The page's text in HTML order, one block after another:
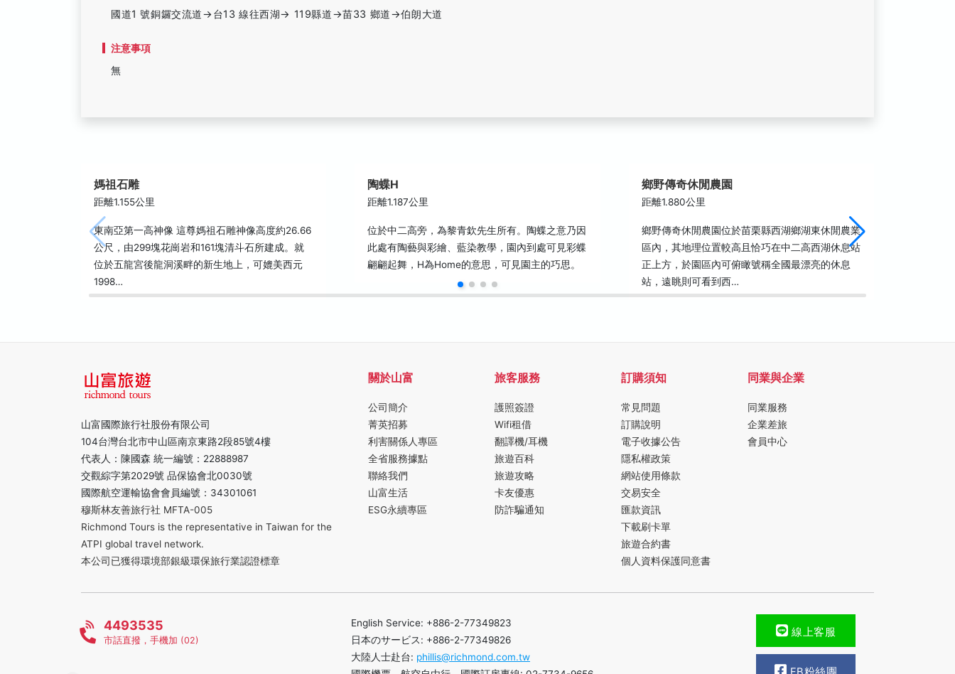
國道1 號銅鑼交流道→台13 線往西湖→ 119縣道→苗33 鄉道→伯朗大道
注意事項
無
媽祖石雕
距離1.155公里
東南亞第一高神像 這尊媽祖石雕神像高度約26.66
公尺，由299塊花崗岩和161塊清斗石所建成。就
位於五龍宮後龍洞溪畔的新生地上，可媲美西元
1998…
陶蝶H
距離1.187公里
位於中二高旁，為黎青欽先生所有。陶蝶之意乃因
此處有陶藝與彩繪、藍染教學，園內到處可見彩蝶
翩翩起舞，H為Home的意思，可見園主的巧思。
鄉野傳奇休閒農園
距離1.880公里
鄉野傳奇休閒農園位於苗栗縣西湖鄉湖東休閒農業
區內，其地理位置較高且恰巧在中二高西湖休息站
正上方，於園區內可俯瞰號稱全國最漂亮的休息
站，遠眺則可看到西…
山富國際旅行社股份有限公司
104台灣台北市中山區南京東路2段85號4樓
代表人：陳國森 統一編號：22888987
交觀綜字第2029號 品保協會北0030號
國際航空運輸協會會員編號：34301061
穆斯林友善旅行社 MFTA-005
Richmond Tours is the representative in Taiwan for the
ATPI global travel network.
本公司已獲得環境部銀級環保旅行業認證標章
關於山富
公司簡介
菁英招募
利害關係人專區
全省服務據點
聯絡我們
山富生活
ESG永續專區
旅客服務
護照簽證
Wifi租借
翻譯機/耳機
旅遊百科
旅遊攻略
卡友優惠
防詐騙通知
訂購須知
常見問題
訂購說明
電子收據公告
隱私權政策
網站使用條款
交易安全
匯款資訊
下載刷卡單
旅遊合約書
個人資料保護同意書
同業與企業
同業服務
企業差旅
會員中心
4493535
市話直撥，手機加 (02)
English Service: +886-2-77349823
日本のサービス: +886-2-77349826
大陸人士赴台: phillis@richmond.com.tw
線上客服